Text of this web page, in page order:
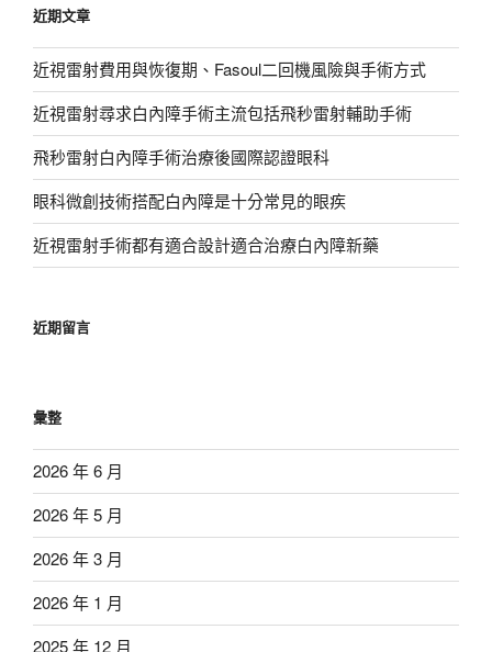
字:
近期文章
近視雷射費用與恢復期、Fasoul二回機風險與手術方式
近視雷射尋求白內障手術主流包括飛秒雷射輔助手術
飛秒雷射白內障手術治療後國際認證眼科
眼科微創技術搭配白內障是十分常見的眼疾
近視雷射手術都有適合設計適合治療白內障新藥
近期留言
彙整
2026 年 6 月
2026 年 5 月
2026 年 3 月
2026 年 1 月
2025 年 12 月